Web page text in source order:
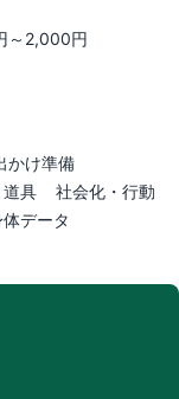
～2,000円
かけ準備
具
社会化・行動
データ